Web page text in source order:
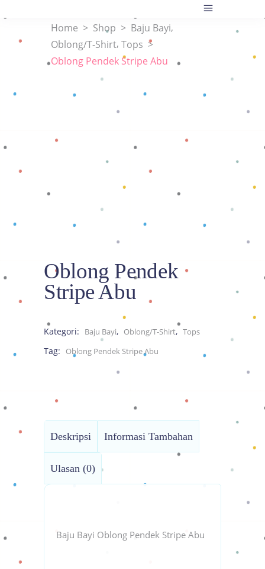
Home > Shop > Baju Bayi,
Oblong/T-Shirt, Tops >
Oblong Pendek Stripe Abu
Oblong Pendek
Stripe Abu
Kategori: Baju Bayi, Oblong/T-Shirt, Tops
Tag: Oblong Pendek Stripe Abu
Deskripsi Informasi Tambahan
Ulasan (0)
Baju Bayi Oblong Pendek Stripe Abu